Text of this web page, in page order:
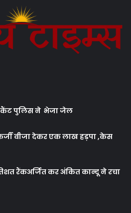
कैंट पुलिस ने भेजा जेल
वीजा देकर एक लाख हड़पा ,केस
रैंकअर्जित कर अंकित कान्दू ने रचा